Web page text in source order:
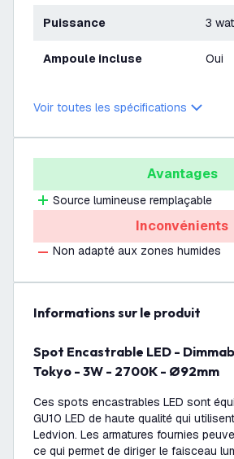
Puissance 3
Ampoule incluse Oui
Voir toutes les spécifications
Avantages
Source lumineuse remplaçable
Inconvénients
Non adapté aux zones humides
Informations sur le produit
Spot Encastrable LED - Dimmable - Blanc -
Tokyo - 3W - 2700K - Ø92mm
Ces spots encastrables LED sont
GU10 LED de haute qualité qui
Ledvion. Les armatures fournies
ce qui permet de diriger le faisceau